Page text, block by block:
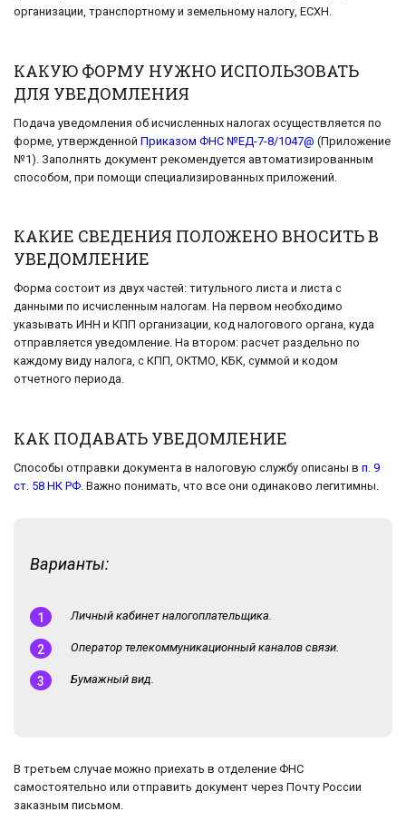
организации, транспортному и земельному налогу, ЕСХН.
КАКУЮ ФОРМУ НУЖНО ИСПОЛЬЗОВАТЬ
ДЛЯ УВЕДОМЛЕНИЯ
Подача уведомления об исчисленных налогах осуществляется по
форме, утвержденной Приказом ФНС №ЕД-7-8/1047@ (Приложение
№1). Заполнять документ рекомендуется автоматизированным
способом, при помощи специализированных приложений.
КАКИЕ СВЕДЕНИЯ ПОЛОЖЕНО ВНОСИТЬ В
УВЕДОМЛЕНИЕ
Форма состоит из двух частей: титульного листа и листа с
данными по исчисленным налогам. На первом необходимо
указывать ИНН и КПП организации, код налогового органа, куда
отправляется уведомление. На втором: расчет раздельно по
каждому виду налога, с КПП, ОКТМО, КБК, суммой и кодом
отчетного периода.
КАК ПОДАВАТЬ УВЕДОМЛЕНИЕ
Способы отправки документа в налоговую службу описаны в п. 9
ст. 58 НК РФ. Важно понимать, что все они одинаково легитимны.
Варианты:
Личный кабинет налогоплательщика.
Оператор телекоммуникационный каналов связи.
Бумажный вид.
В третьем случае можно приехать в отделение ФНС
самостоятельно или отправить документ через Почту России
заказным письмом.